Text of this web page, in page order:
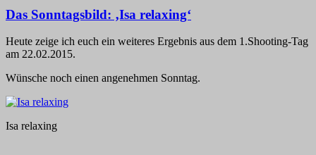
Das Sonntagsbild: ‚Isa relaxing‘
Heute zeige ich euch ein weiteres Ergebnis aus dem 1.Shooting-Tag
am 22.02.2015.
Wünsche noch einen angenehmen Sonntag.
Isa relaxing